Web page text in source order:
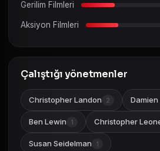
Gerilim Filmleri
Aksiyon Filmleri
Çalıştığı yönetmenler
Christopher Landon 2
Ben Lewin 1 Christopher
Susan Seidelman 1